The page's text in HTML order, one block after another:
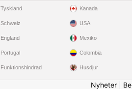
Tyskland
Schweiz
England
Portugal
Funktionshindrad
Kanada
USA
Mexiko
Colombia
Husdjur
Nyheter|